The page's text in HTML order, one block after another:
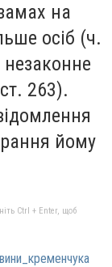
на
осіб (ч.
263).
йому
Ctrl + Enter, щоб